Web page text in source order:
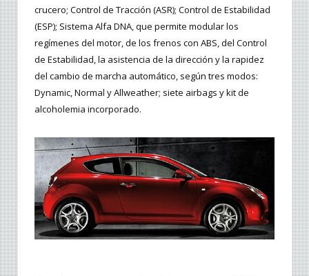
crucero; Control de Tracción (ASR); Control de Estabilidad
(ESP); Sistema Alfa DNA, que permite modular los
regímenes del motor, de los frenos con ABS, del Control
de Estabilidad, la asistencia de la dirección y la rapidez
del cambio de marcha automático, según tres modos:
Dynamic, Normal y Allweather; siete airbags y kit de
alcoholemia incorporado.